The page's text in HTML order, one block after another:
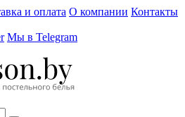
и оплата О компании Контакты
Мы в Telegram